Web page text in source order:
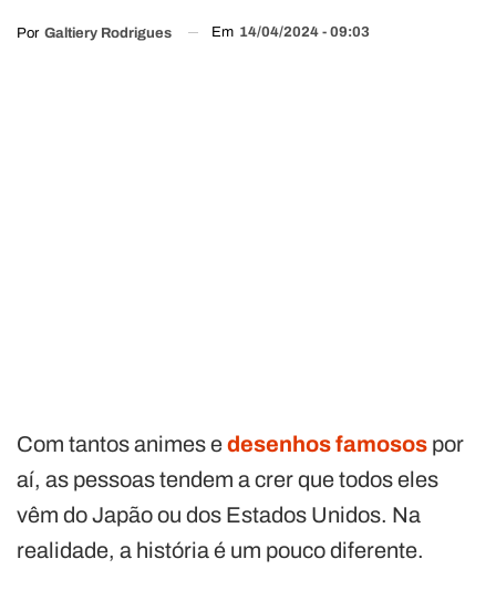
Por Galtiery Rodrigues Em 14/04/2024 - 09:03
Com tantos animes edesenhos famosos por
aí, as pessoas tendem a crer que todos eles
vêm do Japão ou dos Estados Unidos. Na
realidade, a história é um pouco diferente.